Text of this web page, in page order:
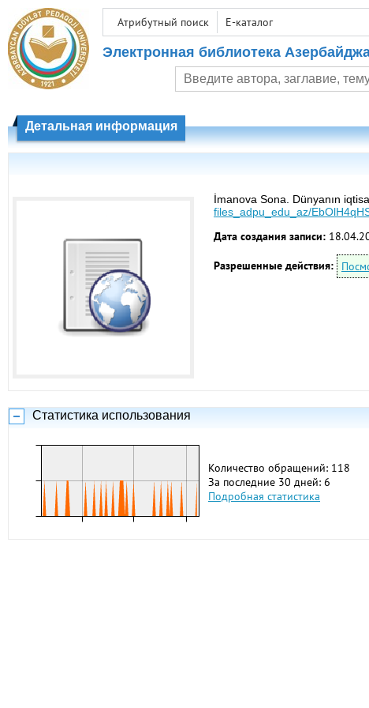
Атрибутный поиск E-каталог
Электронная библиотека
Детальная информация
İmanova Sona. Dünyanın
files_adpu_edu_az/
Дата создания записи:
Разрешенные действия:
Статистика использования
Количество обращений: 118
За последние 30 дней: 6
Подробная статистика